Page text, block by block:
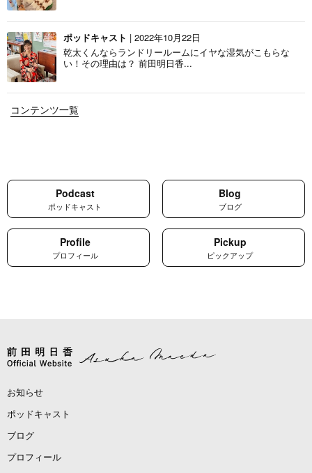
ポッドキャスト | 2022年10月22日
乾太くんならランドリールームにイヤな湿気がこもらな
い！その理由は？ 前田明日香...
コンテンツ一覧
Podcast
ポッドキャスト
Blog
ブログ
Profile
プロフィール
Pickup
ピックアップ
お知らせ
ポッドキャスト
ブログ
プロフィール